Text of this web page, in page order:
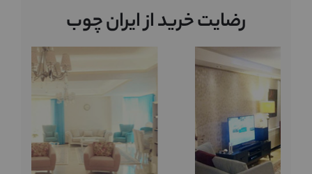
رضایت خرید از ایران چوب